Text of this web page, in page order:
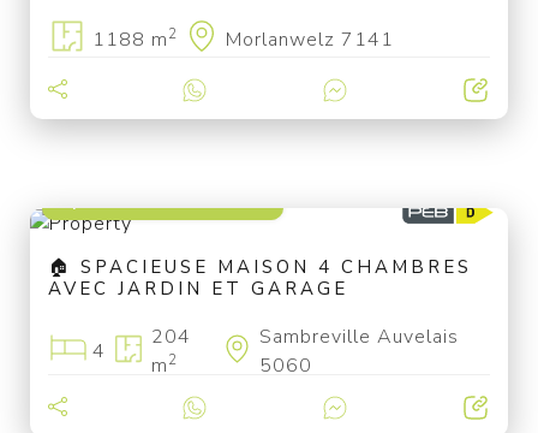
1188 m2 Morlanwelz 7141
🏠 SPACIEUSE MAISON 4 CHAMBRES
AVEC JARDIN ET GARAGE
4
204
m2
Sambreville Auvelais
5060